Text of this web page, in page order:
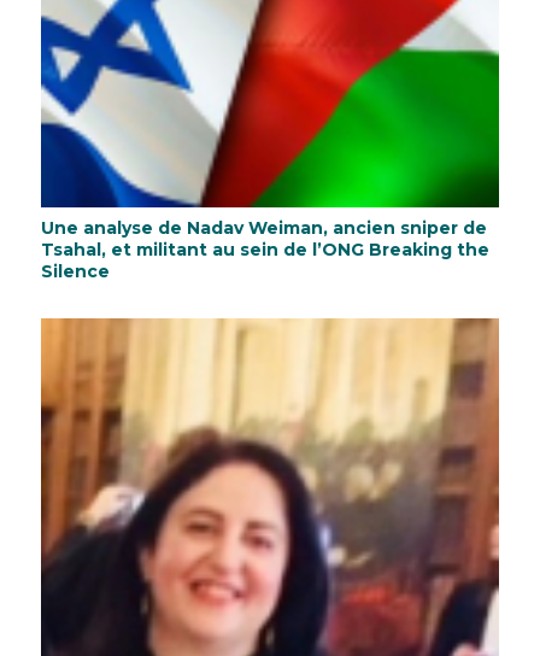
Une analyse de Nadav Weiman, ancien sniper de
Tsahal, et militant au sein de l’ONG Breaking the
Silence